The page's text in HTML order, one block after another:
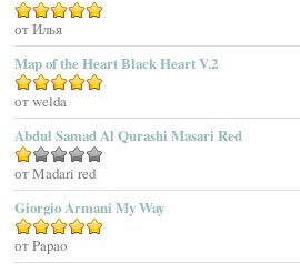
Adam Levine
Adamo Parfum
Adidas
Adolfo Dominguez
Adrienne Vittadini
Aedes De Venustas
Aerin Lauder
Aether
Affinessence
Оценка
от Илья
Map of the Heart Black Heart V.2
Оценка5
от welda
Abdul Samad Al Qurashi Masari Red
Оценка
1
из
5
от Madari red
Giorgio Armani My Way
Оценка5
от Papao